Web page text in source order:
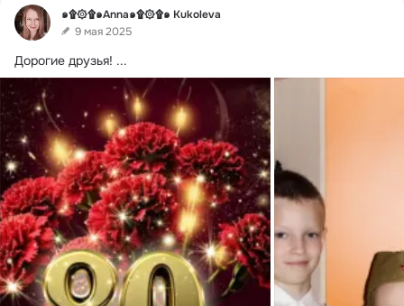
Фид
๑۩۞۩๑Anna๑۩۞۩๑ Kukoleva
9 мая 2025
Дорогие друзья! ...